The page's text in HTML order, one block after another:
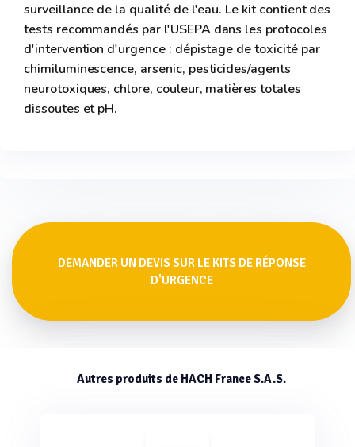
surveillance de la qualité de l'eau. Le kit contient des
tests recommandés par l'USEPA dans les protocoles
d'intervention d'urgence : dépistage de toxicité par
chimiluminescence, arsenic, pesticides/agents
neurotoxiques, chlore, couleur, matières totales
dissoutes et pH.
DEMANDER UN DEVIS SUR LE KITS DE RÉPONSE
D'URGENCE
Autres produits de HACH France S.A.S.